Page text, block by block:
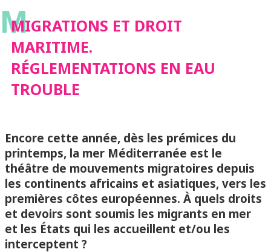
M
MIGRATIONS ET DROIT
MARITIME.
RÉGLEMENTATIONS EN EAU
TROUBLE
Encore cette année, dès les prémices du
printemps, la mer Méditerranée est le
théâtre de mouvements migratoires depuis
les continents africains et asiatiques, vers les
premières côtes européennes. À quels droits
et devoirs sont soumis les migrants en mer
et les États qui les accueillent et/ou les
interceptent ?